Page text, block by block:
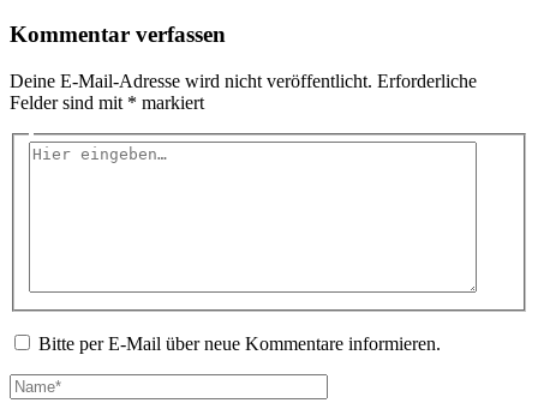
Kommentar verfassen
Deine E-Mail-Adresse wird nicht veröffentlicht. Erforderliche
Felder sind mit * markiert
Hier
Bitte per E-Mail über neue Kommentare informieren.
Name*